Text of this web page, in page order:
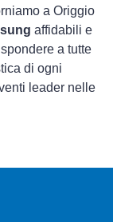
a Origgio
affidabili e
a tutte
di ogni
leader nelle